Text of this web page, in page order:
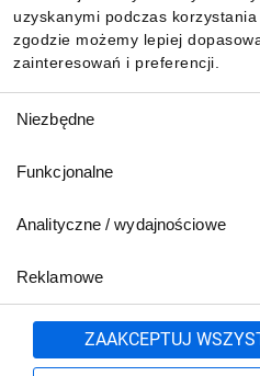
uzyskanymi podczas
zgodzie możemy lepiej
zainteresowań i preferencji.
zgody
Niezbędne
Funkcjonalne
Analityczne / wydajnościowe
Reklamowe
ZAAKCEPTUJ
801 500 700 lub